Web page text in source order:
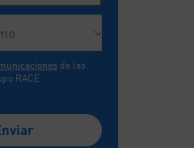
de las
RACE